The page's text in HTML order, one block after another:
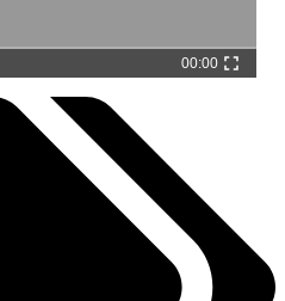
00:00